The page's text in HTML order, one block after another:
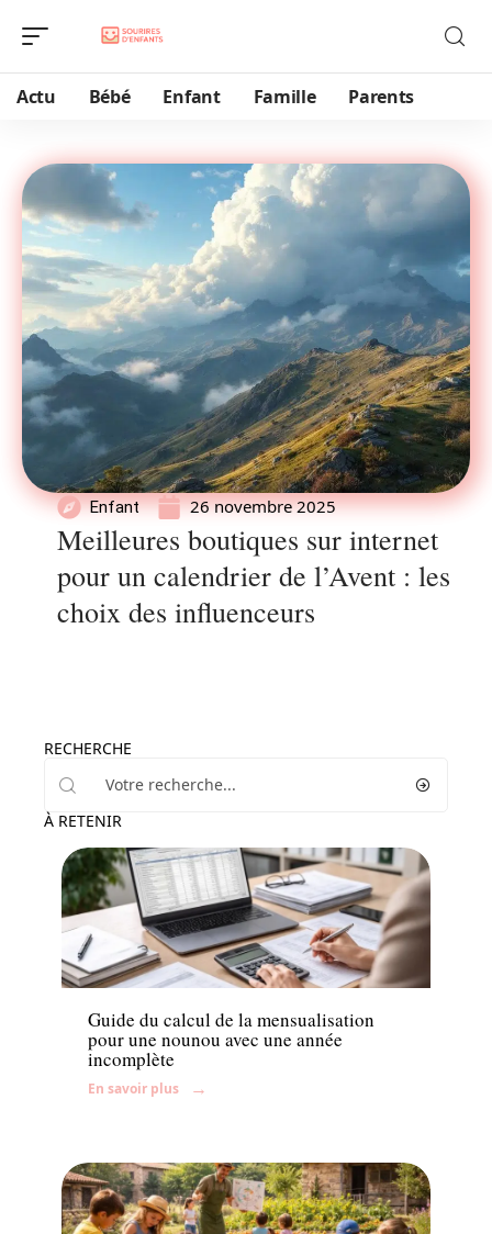
Actu Bébé Enfant Famille Parents
Enfant 26 novembre 2025
Meilleures boutiques sur internet
pour un calendrier de l’Avent : les
choix des influenceurs
RECHERCHE
À RETENIR
Parents
Guide du calcul de la mensualisation
pour une nounou avec une année
incomplète
En savoir plus